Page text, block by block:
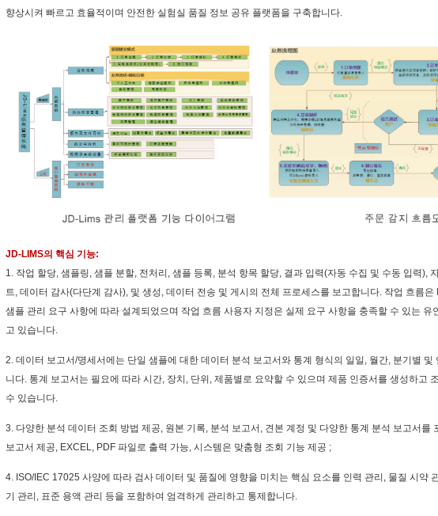
향상시켜 빠르고 효율적이며 안전한 실험실 품질 정보 공유 플랫폼을 구축합니다.
JD-LIMS의 핵심 기능:
1. 작업 할당, 샘플링, 샘플 분할, 전처리, 샘플 등록, 분석 항목 할당, 결과 입력(자동 수집 및 수동 입력),
트, 데이터 감사(다단계 감사), 및 생성, 데이터 전송 및 게시의 전체 프로세스를 보고합니다. 작업 흐름은
샘플 관리 요구 사항에 따라 설계되었으며 작업 흐름 사용자 지정은 실제 요구 사항을 충족할 수 있는 유
고 있습니다.
2. 데이터 보고서/명세서에는 단일 샘플에 대한 데이터 분석 보고서와 통계 형식의 일일, 월간, 분기별 및
니다. 통계 보고서는 필요에 따라 시간, 장치, 단위, 제품별로 요약할 수 있으며 제품 인증서를 생성하고
수 있습니다.
3. 다양한 분석 데이터 조회 방법 제공, 원본 기록, 분석 보고서, 견본 계정 및 다양한 통계 분석 보고서를
보고서 제공, EXCEL, PDF 파일로 출력 가능, 시스템은 맞춤형 조회 기능 제공 ;
4. ISO/IEC 17025 사양에 따라 검사 데이터 및 품질에 영향을 미치는 핵심 요소를 인력 관리, 물질 시약
기 관리, 표준 용액 관리 등을 포함하여 엄격하게 관리하고 통제합니다.